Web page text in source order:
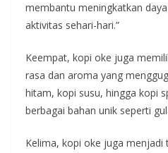
membantu meningkatkan
aktivitas sehari-hari.”
Keempat, kopi oke juga
rasa dan aroma yang
hitam, kopi susu, hingga kopi
berbagai bahan unik seperti
Kelima, kopi oke juga menjadi